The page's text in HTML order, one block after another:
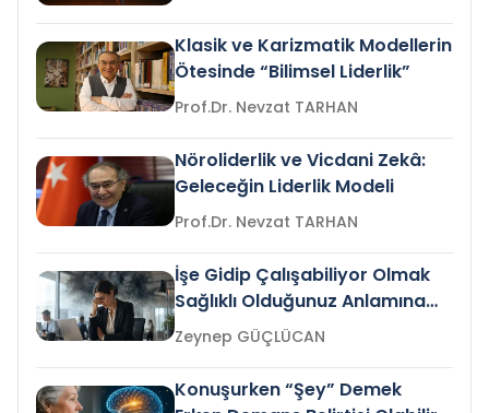
Klasik ve Karizmatik Modellerin
Ötesinde “Bilimsel Liderlik”
Prof.Dr. Nevzat TARHAN
Nöroliderlik ve Vicdani Zekâ:
Geleceğin Liderlik Modeli
Prof.Dr. Nevzat TARHAN
İşe Gidip Çalışabiliyor Olmak
Sağlıklı Olduğunuz Anlamına
Gelir mi?Zeynep GÜÇLÜCAN
Konuşurken “Şey” Demek